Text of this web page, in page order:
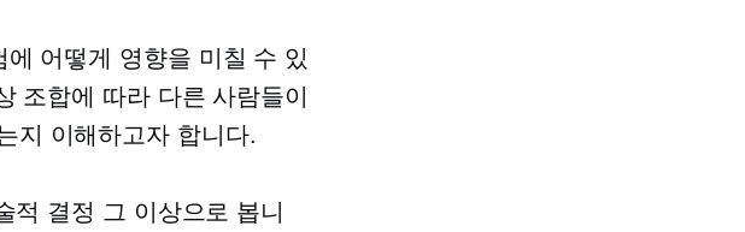
어떻게 영향을 미칠 수 있
조합에 따라 다른 사람들이
지 이해하고자 합니다.
적 결정 그 이상으로 봅니